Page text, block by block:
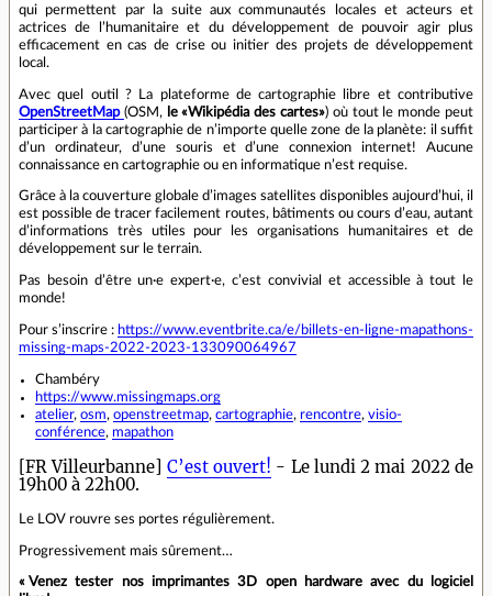
qui permettent par la suite aux communautés locales et acteurs et
actrices de l’humanitaire et du développement de pouvoir agir plus
efficacement en cas de crise ou initier des projets de développement
local.
Avec quel outil ? La plateforme de cartographie libre et contributive
OpenStreetMap (OSM, le «Wikipédia des cartes») où tout le monde peut
participer à la cartographie de n’importe quelle zone de la planète: il suffit
d’un ordinateur, d’une souris et d’une connexion internet! Aucune
connaissance en cartographie ou en informatique n’est requise.
Grâce à la couverture globale d’images satellites disponibles aujourd’hui, il
est possible de tracer facilement routes, bâtiments ou cours d’eau, autant
d’informations très utiles pour les organisations humanitaires et de
développement sur le terrain.
Pas besoin d’être un·e expert·e, c’est convivial et accessible à tout le
monde!
Pour s’inscrire : https://www.eventbrite.ca/e/billets-en-ligne-mapathons-
missing-maps-2022-2023-133090064967
Chambéry
https://www.missingmaps.org
atelier, osm, openstreetmap, cartographie, rencontre, visio-
conférence, mapathon
[FR Villeurbanne] C’est ouvert! - Le lundi 2 mai 2022 de
19h00 à 22h00.
Le LOV rouvre ses portes régulièrement.
Progressivement mais sûrement…
« Venez tester nos imprimantes 3D open hardware avec du logiciel